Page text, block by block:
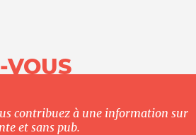
contribuez à une information sur
et sans pub.